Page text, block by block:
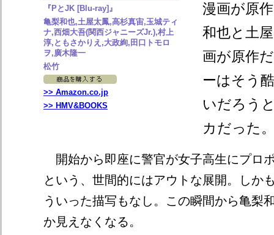
『PとJK [Blu-ray]』
亀梨和也,土屋太鳳,高杉真宙,玉城ティ
ナ,西畑大吾(関西ジャニーズJr.),村上
淳,ともさかりえ,大政絢,田口トモロ
ヲ,廣木隆一
松竹
>> Amazon.co.jp
>> HMV&BOOKS
漫画が原
和也と土
画が原作
ーはそう
いだろう
カだった
開始から即座に警官が女子高生にプロ
という、世間的にはアウトな展開。しか
ういった描写もなし。この瞬間から亀梨
か見えなくなる。